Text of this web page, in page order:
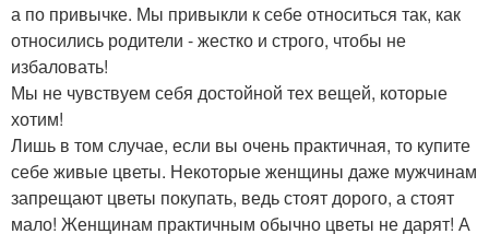
а по привычке. Мы привыкли к себе относиться так, как
относились родители - жестко и строго, чтобы не
избаловать!
Мы не чувствуем себя достойной тех вещей, которые
хотим!
Лишь в том случае, если вы очень практичная, то купите
себе живые цветы. Некоторые женщины даже мужчинам
запрещают цветы покупать, ведь стоят дорого, а стоят
мало! Женщинам практичным обычно цветы не дарят! А